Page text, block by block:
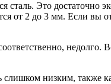
сталь. Это
от 2 до 3 мм. Если вы
недолго.
низким, также